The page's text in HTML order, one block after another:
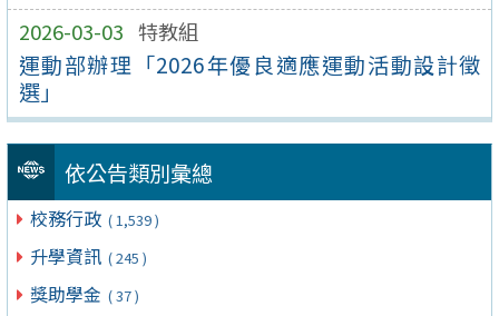
2026-03-03 特教組
運動部辦理「2026年優良適應運動活動設計徵
選」
依公告類別彙總
校務行政 ( 1,539 )
升學資訊 ( 245 )
獎助學金 ( 37 )